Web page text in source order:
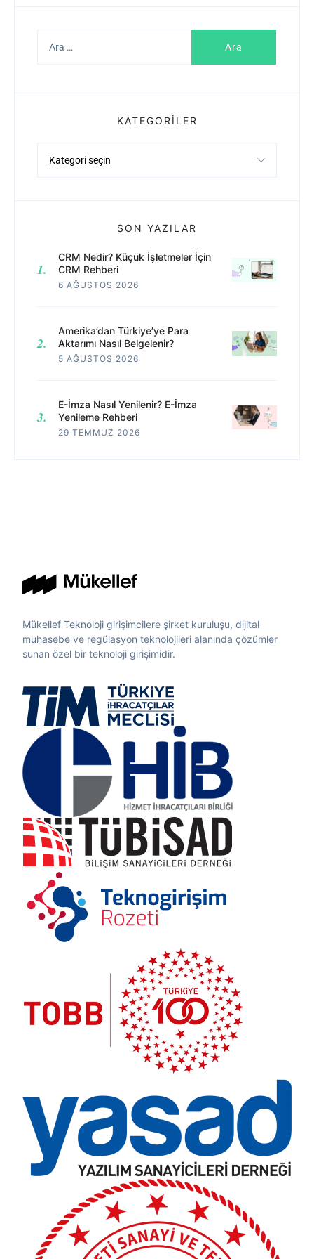
KATEGORILER
SON YAZILAR
CRM Nedir? Küçük İşletmeler İçin
CRM Rehberi
6 AĞUSTOS 2026
Amerika’dan Türkiye’ye Para
Aktarımı Nasıl Belgelenir?
5 AĞUSTOS 2026
E-İmza Nasıl Yenilenir? E-İmza
Yenileme Rehberi
29 TEMMUZ 2026
Mükellef Teknoloji girişimcilere şirket kuruluşu, dijital
muhasebe ve regülasyon teknolojileri alanında çözümler
sunan özel bir teknoloji girişimidir.